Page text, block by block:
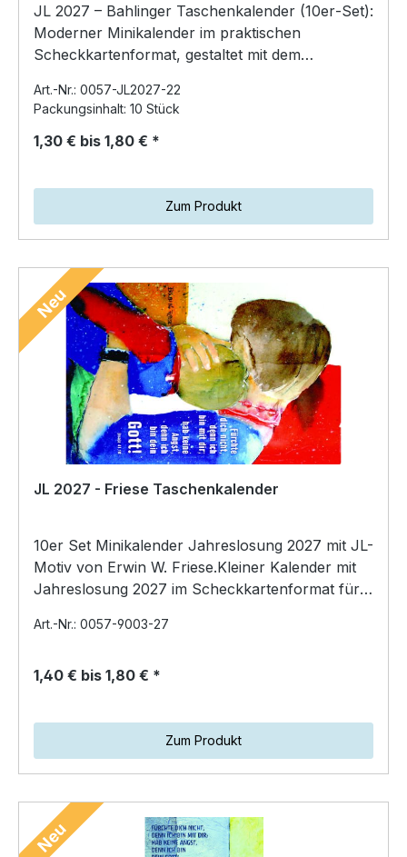
JL 2027 – Bahlinger Taschenkalender (10er‑Set):
Moderner Minikalender im praktischen
Scheckkartenformat, gestaltet mit dem
Art.-Nr.: 0057-JL2027-22
Packungsinhalt: 10 Stück
1,30 € bis 1,80 € *
Zum Produkt
Neu
JL 2027 - Friese Taschenkalender
10er Set Minikalender Jahreslosung 2027 mit JL-
Motiv von Erwin W. Friese.Kleiner Kalender mit
Jahreslosung 2027 im Scheckkartenformat für
Art.-Nr.: 0057-9003-27
1,40 € bis 1,80 € *
Zum Produkt
Neu